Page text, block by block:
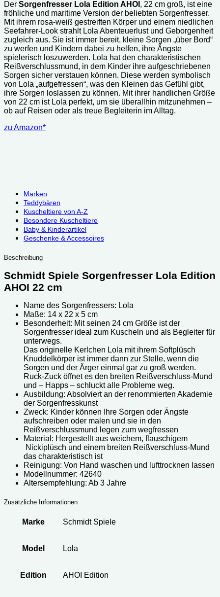
war:
19.99 €
ist:
14.99 €.
Der Sorgenfresser Lola Edition AHOI , 22 cm groß, ist eine
fröhliche und maritime Version der beliebten Sorgenfresser.
Mit ihrem rosa-weiß gestreiften Körper und einem niedlichen
Seefahrer-Look strahlt Lola Abenteuerlust und Geborgenheit
zugleich aus. Sie ist immer bereit, kleine Sorgen „über Bord“
zu werfen und Kindern dabei zu helfen, ihre Ängste
spielerisch loszuwerden. Lola hat den charakteristischen
Reißverschlussmund, in dem Kinder ihre aufgeschriebenen
Sorgen sicher verstauen können. Diese werden symbolisch
von Lola „aufgefressen“, was den Kleinen das Gefühl gibt,
ihre Sorgen loslassen zu können. Mit ihrer handlichen Größe
von 22 cm ist Lola perfekt, um sie überallhin mitzunehmen –
ob auf Reisen oder als treue Begleiterin im Alltag.
zu Amazon*
Marken
Teddybären
Kuscheltiere von A-Z
Besondere Kuscheltiere
Baby & Kinderartikel
Geschenke & Accessoires
Beschreibung
Schmidt Spiele Sorgenfresser Lola Edition
AHOI 22 cm
Name des Sorgenfressers: Lola
Maße: ‎‎‎14 x 22 x 5 cm
Besonderheit: Mit seinen 24 cm Größe ist der
Sorgenfresser ideal zum Kuscheln und als Begleiter für
unterwegs.
Das originelle Kerlchen Lola mit ihrem‎ Softplüsch
Knuddelkörper ist immer dann zur Stelle, wenn die
Sorgen und der Ärger einmal gar zu groß werden.
Ruck-Zuck öffnet es den breiten Reißverschluss-Mund
und – Happs – schluckt alle Probleme weg.
Ausbildung: Absolviert an der renommierten Akademie
der Sorgenfresskunst
Zweck: Kinder können Ihre Sorgen oder Ängste
aufschreiben oder malen und sie in den
Reißverschlussmund legen zum wegfressen
Material: Hergestellt aus weichem, flauschigem
Nickiplüsch und einem breiten Reißverschluss-Mund
das charakteristisch ist
Reinigung: Von Hand waschen und lufttrocknen lassen
Modellnummer: ‎42640
Altersempfehlung: Ab 3 Jahre
Zusätzliche Informationen
Marke Schmidt Spiele
Model Lola
Edition AHOI Edition